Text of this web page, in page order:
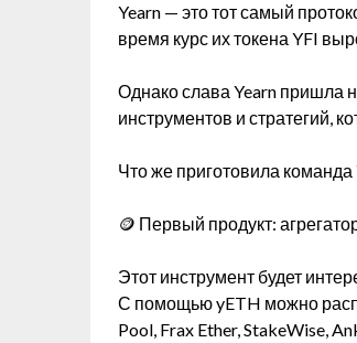
Yearn — это тот самый
время курс их токена YFI
Однако слава Yearn пришла
инструментов и стратегий,
Что же приготовила команда
🪙 Первый продукт:
Этот инструмент будет
С помощью yETH можно
Pool, Frax Ether, StakeWise,